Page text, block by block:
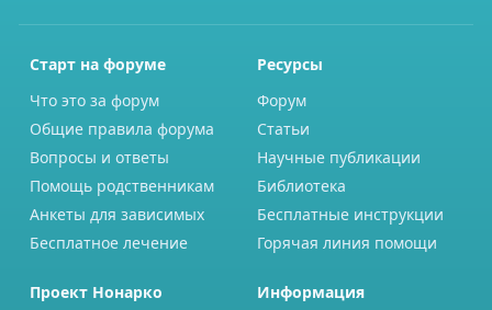
Старт на форуме
Что это за форум
Общие правила форума
Вопросы и ответы
Помощь родственникам
Анкеты для зависимых
Бесплатное лечение
Ресурсы
Форум
Статьи
Научные публикации
Библиотека
Бесплатные инструкции
Горячая линия помощи
Проект Нонарко Информация